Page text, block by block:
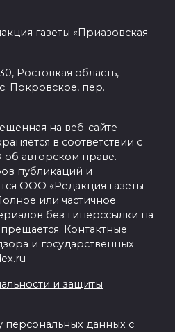
газеты «Приазовская
Ростовкая область,
Покровское, пер.
на веб-сайте
в соответствии с
об авторском праве.
публикаций и
ООО «Редакция газеты
или частичное
без гиперссылки на
Контактные
и государственных
и защиты
персональных данных с